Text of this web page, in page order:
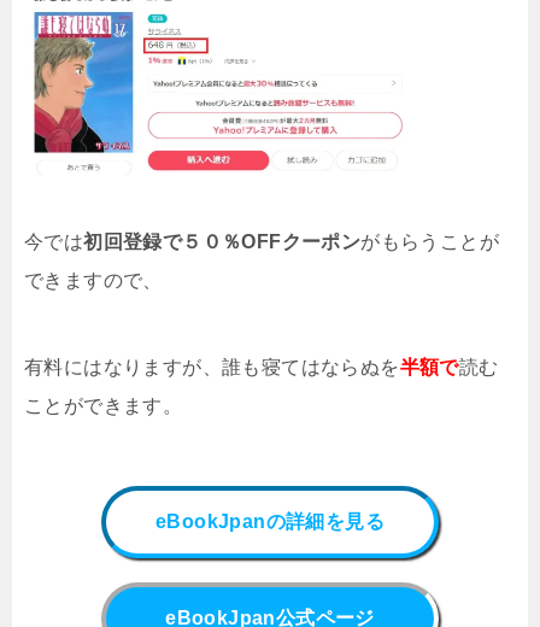
今では初回登録で５０％OFFクーポンがもらうことが
できますので、
有料にはなりますが、誰も寝てはならぬを半額で読む
ことができます。
eBookJpanの詳細を見る
eBookJpan公式ページ